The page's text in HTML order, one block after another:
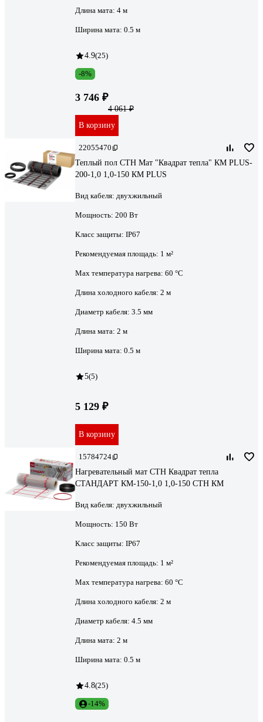
Длина мата: 4 м
Ширина мата: 0.5 м
4.9(25)
-8%
3 746 ₽
4 061 ₽
В корзину
22055470
Теплый пол СТН Мат "Квадрат тепла" КМ PLUS-
200-1,0 1,0-150 КМ PLUS
Вид кабеля: двухжильный
Мощность: 200 Вт
Класс защиты: IP67
Рекомендуемая площадь: 1 м²
Max температура нагрева: 60 °С
Длина холодного кабеля: 2 м
Диаметр кабеля: 3.5 мм
Длина мата: 2 м
Ширина мата: 0.5 м
5(5)
5 129 ₽
В корзину
15784724
Нагревательный мат СТН Квадрат тепла
СТАНДАРТ КМ-150-1,0 1,0-150 СТН КМ
Вид кабеля: двухжильный
Мощность: 150 Вт
Класс защиты: IP67
Рекомендуемая площадь: 1 м²
Max температура нагрева: 60 °С
Длина холодного кабеля: 2 м
Диаметр кабеля: 4.5 мм
Длина мата: 2 м
Ширина мата: 0.5 м
4.8(25)
-14%